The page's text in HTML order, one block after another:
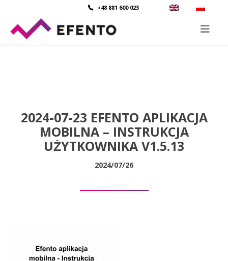
+48 881 600 023
2024-07-23 EFENTO APLIKACJA
MOBILNA – INSTRUKCJA
UŻYTKOWNIKA V1.5.13
2024/07/26